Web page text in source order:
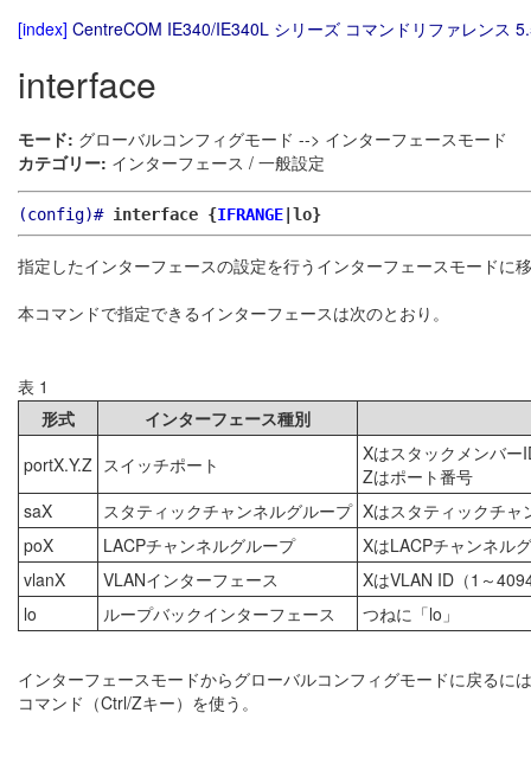
[index] CentreCOM IE340/IE340L シリーズ コマンドリファレンス
interface
モード: グローバルコンフィグモード --> インターフェースモード
カテゴリー: インターフェース / 一般設定
(config)# interface {IFRANGE |lo}
指定したインターフェースの設定を行うインターフェースモードに
本コマンドで指定できるインターフェースは次のとおり。
表 1
形式
インターフェース種別
portX.Y.Z スイッチポート
Xはスタックメンバー
Zはポート番号
saX
スタティックチャンネルグループ Xはスタティックチャ
poX
LACPチャンネルグループ
XはLACPチャンネル
vlanX
VLANインターフェース
XはVLAN ID（1～
lo
ループバックインターフェース つねに「lo」
インターフェースモードからグローバルコンフィグモードに戻るには
コマンド（Ctrl/Zキー）を使う。